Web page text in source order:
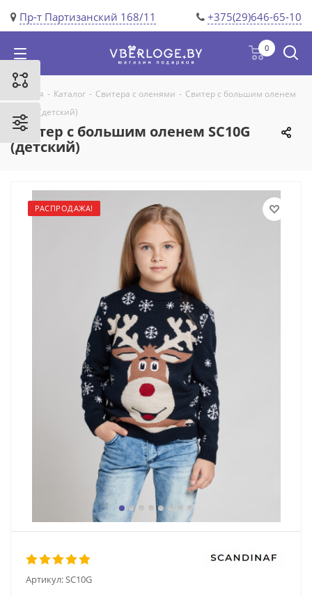
Пр-т Партизанский 168/11 +375(29)646-65-10
0
Главная - Каталог - Свитера с оленями - Свитер с большим оленем
SC10G (детский)
Свитер с большим оленем SC10G
(детский)
РАСПРОДАЖА!
Артикул:SC10G